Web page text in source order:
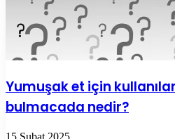
Yumuşak et için
bulmacada nedir?
15 Şubat 2025